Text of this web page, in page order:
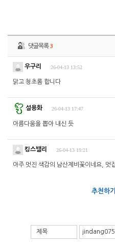
댓글목록3
우구리 26-04-13 13:52
맑고 청초롬 합니다
설용화 26-04-13 17:47
아름다움을 뽑아 내신 듯
킹스밸리 26-04-13 19:21
아주 멋진 색감의 남산제비꽃이네요, 멋
추천하기
제목